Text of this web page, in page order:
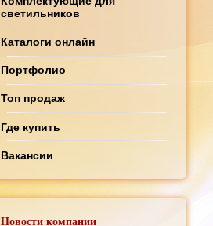
светильников
Каталоги онлайн
Портфолио
Топ продаж
Где купить
Вакансии
Новости компании